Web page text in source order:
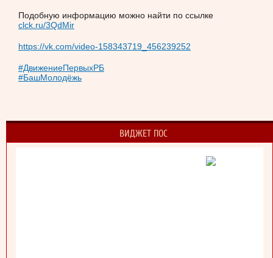
Подобную информацию можно найти по ссылке
clck.ru/3QdMir
https://vk.com/video-158343719_456239252
#ДвижениеПервыхРБ
#БашМолодёжь
ВИДЖЕТ ПОС